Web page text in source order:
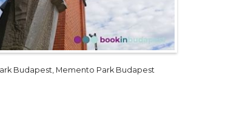
Budapest, Memento Park Budapest